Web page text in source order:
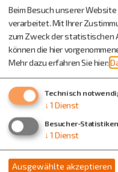
damit
Absenden
Eine Kopie dieser E-Mail
Beim Besuch unserer
verarbeitet. Mit Ihrer
zum Zweck der statistischen
können die hier
Mehr dazu erfahren Sie hier:
Technisch
↓ 1 Dienst
Besucher-Statistiken
↓ 1 Dienst
Ausgewählte akzeptieren